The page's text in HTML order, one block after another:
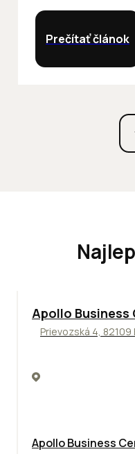
Prečítať článok
TOP NOVINKA
Apollo Business
Prievozská 4,
Apollo Business